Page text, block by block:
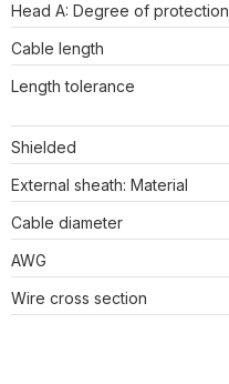
Head A: Degree of protection
Cable length
Length tolerance
Shielded
External sheath: Material
Cable diameter
AWG
Wire cross section